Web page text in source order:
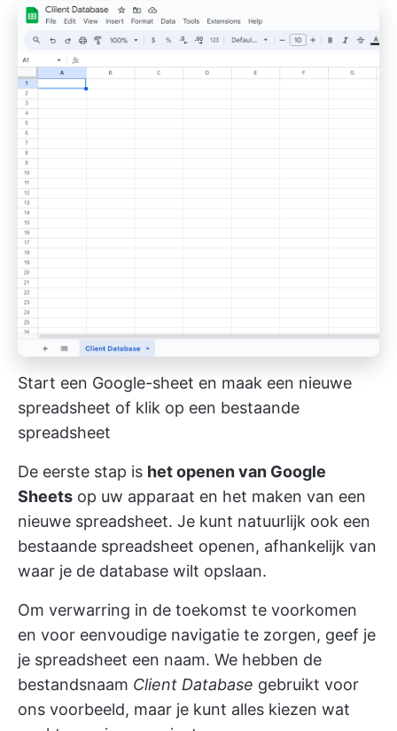
Start een Google-sheet en maak een nieuwe
spreadsheet of klik op een bestaande
spreadsheet
De eerste stap is het openen van Google
Sheets op uw apparaat en het maken van een
nieuwe spreadsheet. Je kunt natuurlijk ook een
bestaande spreadsheet openen, afhankelijk van
waar je de database wilt opslaan.
Om verwarring in de toekomst te voorkomen
en voor eenvoudige navigatie te zorgen, geef je
je spreadsheet een naam. We hebben de
bestandsnaam Client Database gebruikt voor
ons voorbeeld, maar je kunt alles kiezen wat